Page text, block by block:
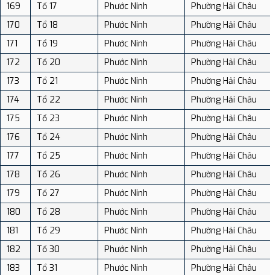
169
Tổ 17 Phước Ninh
Phường Hải Châu
170
Tổ 18 Phước Ninh
Phường Hải Châu
171
Tổ 19 Phước Ninh
Phường Hải Châu
172
Tổ 20 Phước Ninh
Phường Hải Châu
173
Tổ 21 Phước Ninh
Phường Hải Châu
174
Tổ 22 Phước Ninh
Phường Hải Châu
175
Tổ 23 Phước Ninh
Phường Hải Châu
176
Tổ 24 Phước Ninh
Phường Hải Châu
177
Tổ 25 Phước Ninh
Phường Hải Châu
178
Tổ 26 Phước Ninh
Phường Hải Châu
179
Tổ 27 Phước Ninh
Phường Hải Châu
180
Tổ 28 Phước Ninh
Phường Hải Châu
181
Tổ 29 Phước Ninh
Phường Hải Châu
182
Tổ 30 Phước Ninh
Phường Hải Châu
183
Tổ 31 Phước Ninh
Phường Hải Châu